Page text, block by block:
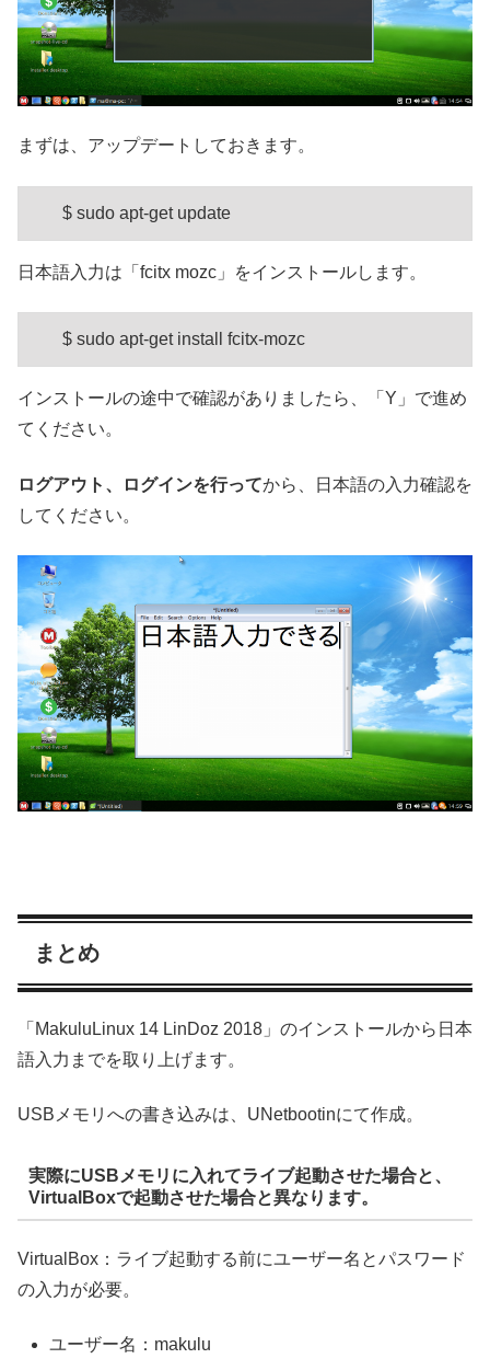
まずは、アップデートしておきます。
$ sudo apt-get update
日本語入力は「fcitx mozc」をインストールします。
$ sudo apt-get install fcitx-mozc
インストールの途中で確認がありましたら、「Y」で進め
てください。
ログアウト、ログインを行ってから、日本語の入力確認を
してください。
まとめ
「MakuluLinux 14 LinDoz 2018」のインストールから日本
語入力までを取り上げます。
USBメモリへの書き込みは、UNetbootinにて作成。
実際にUSBメモリに入れてライブ起動させた場合と、
VirtualBoxで起動させた場合と異なります。
VirtualBox：ライブ起動する前にユーザー名とパスワード
の入力が必要。
ユーザー名：makulu